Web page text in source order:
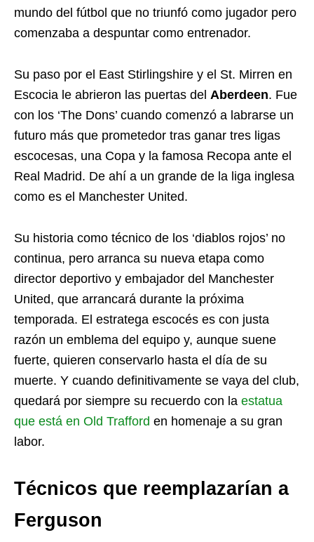
mundo del fútbol que no triunfó como jugador pero
comenzaba a despuntar como entrenador.
Su paso por el East Stirlingshire y el St. Mirren en
Escocia le abrieron las puertas del Aberdeen. Fue
con los ‘The Dons’ cuando comenzó a labrarse un
futuro más que prometedor tras ganar tres ligas
escocesas, una Copa y la famosa Recopa ante el
Real Madrid. De ahí a un grande de la liga inglesa
como es el Manchester United.
Su historia como técnico de los ‘diablos rojos’ no
continua, pero arranca su nueva etapa como
director deportivo y embajador del Manchester
United, que arrancará durante la próxima
temporada. El estratega escocés es con justa
razón un emblema del equipo y, aunque suene
fuerte, quieren conservarlo hasta el día de su
muerte. Y cuando definitivamente se vaya del club,
quedará por siempre su recuerdo con la estatua
que está en Old Trafford en homenaje a su gran
labor.
Técnicos que reemplazarían a
Ferguson